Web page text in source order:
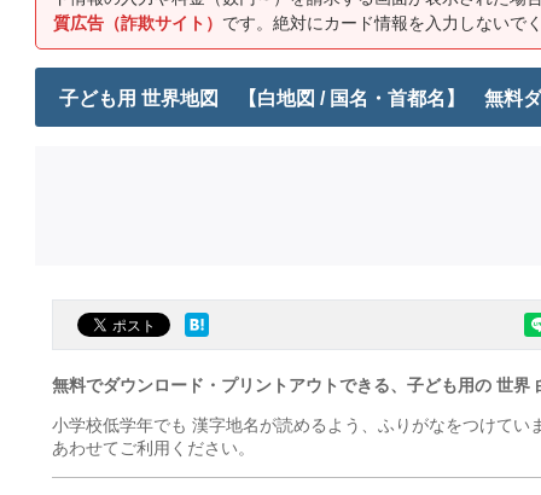
質広告（詐欺サイト） です。絶対にカード情報を入力しないで
子ども用 世界地図 【白地図 / 国名・首都名】 無料
無料でダウンロード・プリントアウトできる、子ども用の 世界
小学校低学年でも 漢字地名が読めるよう、ふりがなをつけて
あわせてご利用ください。